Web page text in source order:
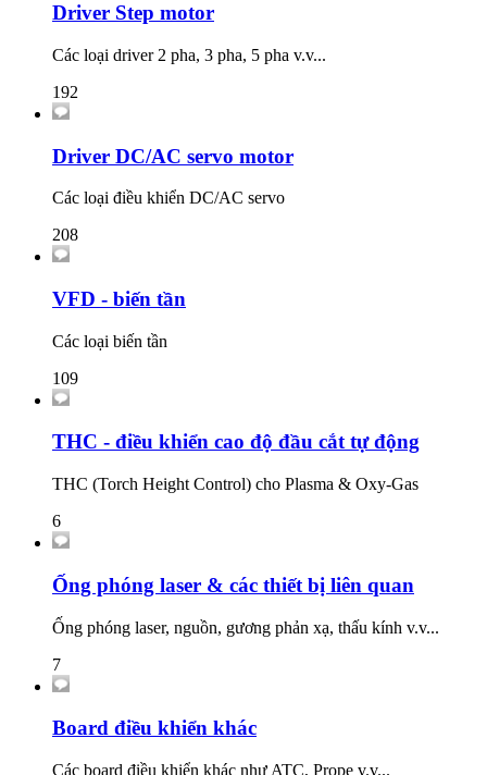
Driver Step motor
Các loại driver 2 pha, 3 pha, 5 pha v.v...
192
Driver DC/AC servo motor
Các loại điều khiển DC/AC servo
208
VFD - biến tần
Các loại biến tần
109
THC - điều khiển cao độ đầu cắt tự động
THC (Torch Height Control) cho Plasma & Oxy-Gas
6
Ống phóng laser & các thiết bị liên quan
Ống phóng laser, nguồn, gương phản xạ, thấu kính v.v...
7
Board điều khiển khác
Các board điều khiển khác như ATC, Prope v.v...